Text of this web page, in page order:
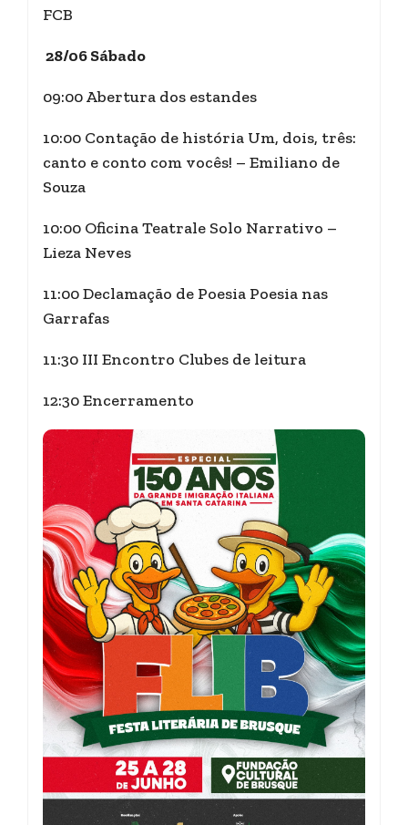
FCB
28/06 Sábado
09:00 Abertura dos estandes
10:00 Contação de história Um, dois, três:
canto e conto com vocês! – Emiliano de
Souza
10:00 Oficina Teatrale Solo Narrativo –
Lieza Neves
11:00 Declamação de Poesia Poesia nas
Garrafas
11:30 III Encontro Clubes de leitura
12:30 Encerramento